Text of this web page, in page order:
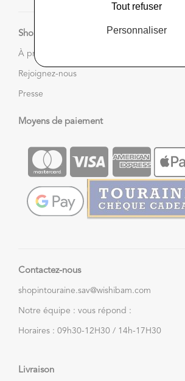
Shop in Touraine
À propos
Rejoignez-nous
Presse
Moyens de paiement
Contactez-nous
shopintouraine.sav@wishibam.com
Notre équipe : vous répond :
Horaires : 09h30-12H30 / 14h-17H30
Livraison
Tout refuser
Personnaliser